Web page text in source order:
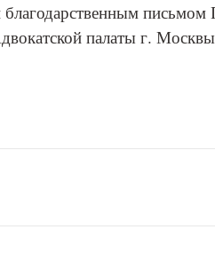
благодарственным
палаты г.